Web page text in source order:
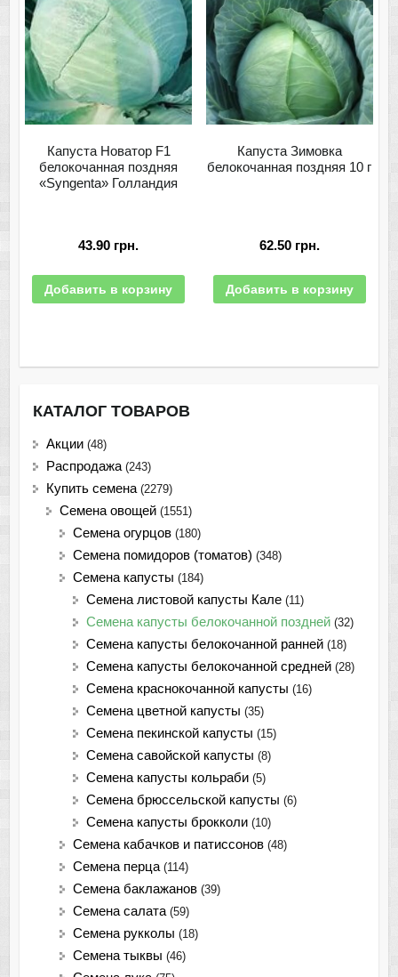
Капуста Новатор F1
белокочанная поздняя
«Syngenta» Голландия
43.90 грн.
Добавить в корзину
Капуста Зимовка
белокочанная поздняя 10 г
62.50 грн.
Добавить в корзину
КАТАЛОГ ТОВАРОВ
Акции (48)
Распродажа (243)
Купить семена (2279)
Семена овощей (1551)
Семена огурцов (180)
Семена помидоров (томатов) (348)
Семена капусты (184)
Семена листовой капусты Кале (11)
Семена капусты белокочанной поздней (32)
Семена капусты белокочанной ранней (18)
Семена капусты белокочанной средней (28)
Семена краснокочанной капусты (16)
Семена цветной капусты (35)
Семена пекинской капусты (15)
Семена савойской капусты (8)
Семена капусты кольраби (5)
Семена брюссельской капусты (6)
Семена капусты брокколи (10)
Семена кабачков и патиссонов (48)
Семена перца (114)
Семена баклажанов (39)
Семена салата (59)
Семена рукколы (18)
Семена тыквы (46)